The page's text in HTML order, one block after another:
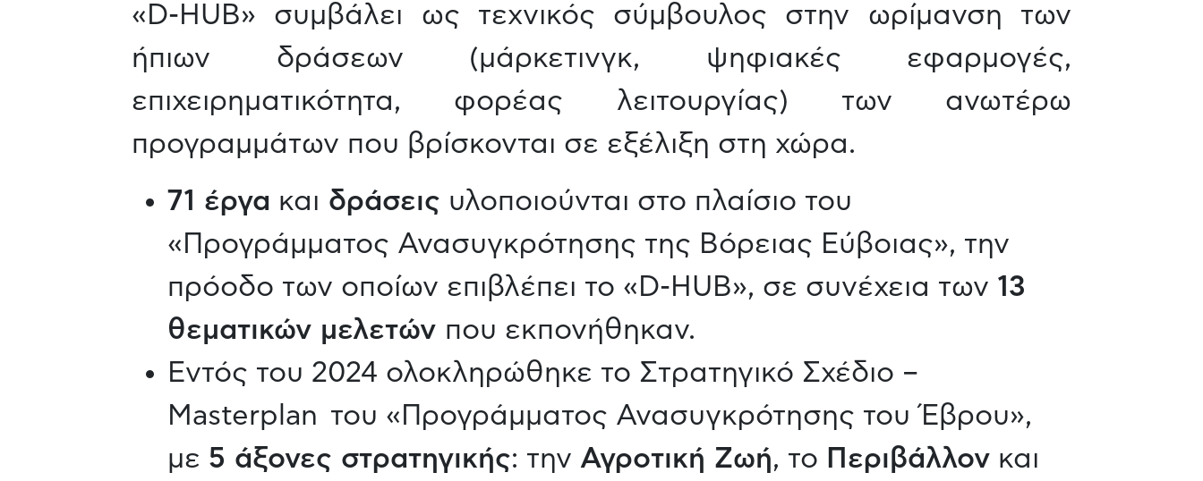
«D-HUB» συμβάλει ως τεχνικός σύμβουλος στην ωρίμανση των
ήπιων δράσεων (μάρκετινγκ, ψηφιακές εφαρμογές,
επιχειρηματικότητα, φορέας λειτουργίας) των ανωτέρω
προγραμμάτων που βρίσκονται σε εξέλιξη στη χώρα.
71 έργα και δράσεις υλοποιούνται στο πλαίσιο του
«Προγράμματος Ανασυγκρότησης της Βόρειας Εύβοιας», την
πρόοδο των οποίων επιβλέπει το «D-HUB», σε συνέχεια των 13
θεματικών μελετών που εκπονήθηκαν.
Εντός του 2024 ολοκληρώθηκε το Στρατηγικό Σχέδιο –
Masterplan του «Προγράμματος Ανασυγκρότησης του Έβρου»,
με 5 άξονες στρατηγικής: την Αγροτική Ζωή, το Περιβάλλον και